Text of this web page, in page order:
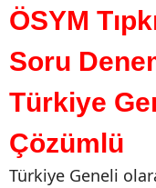
ÖSYM
Soru
Türkiye
Çözümlü
Türkiye Geneli